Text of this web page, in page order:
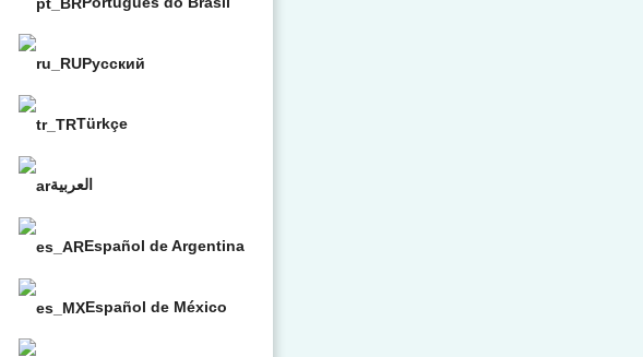
Русский
Türkçe
العربية
Español de Argentina
Español de México